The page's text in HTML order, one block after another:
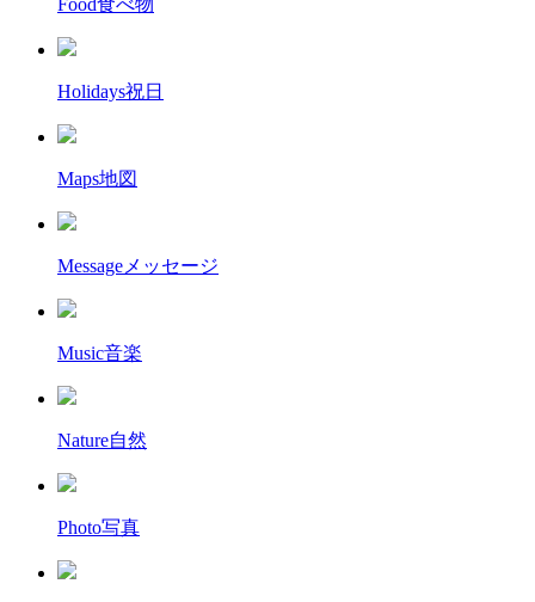
Holidays祝日
Maps地図
Message メッセージ
Music音楽
Nature自然
Photo写真